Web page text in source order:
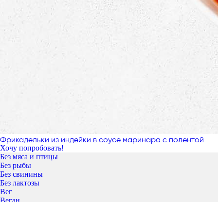
Фрикадельки из индейки в соусе маринара с полентой
Хочу попробовать!
Без мяса и птицы
Без рыбы
Без свинины
Без лактозы
Вег
Веган